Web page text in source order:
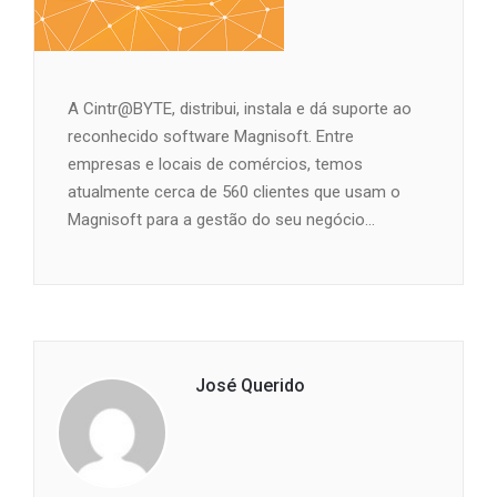
A Cintr@BYTE, distribui, instala e dá suporte ao
reconhecido software Magnisoft. Entre
empresas e locais de comércios, temos
atualmente cerca de 560 clientes que usam o
Magnisoft para a gestão do seu negócio...
José Querido